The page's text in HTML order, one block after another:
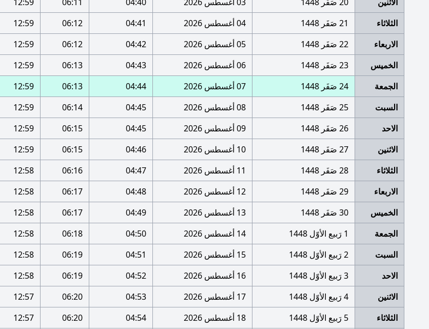
الثلاثاء
21 صَفَر 1448 04 أغسطس 2026 04:41
06:12
12:59
الاربعاء
22 صَفَر 1448 05 أغسطس 2026 04:42
06:12
12:59
الخميس
23 صَفَر 1448 06 أغسطس 2026 04:43
06:13
12:59
الجمعة
24 صَفَر 1448 07 أغسطس 2026 04:44
06:13
12:59
السبت
25 صَفَر 1448 08 أغسطس 2026 04:45
06:14
12:59
الاحد
26 صَفَر 1448 09 أغسطس 2026 04:45
06:15
12:59
الاثنين
27 صَفَر 1448 10 أغسطس 2026 04:46
06:15
12:59
الثلاثاء
28 صَفَر 1448 11 أغسطس 2026 04:47
06:16
12:58
الاربعاء
29 صَفَر 1448 12 أغسطس 2026 04:48
06:17
12:58
الخميس
30 صَفَر 1448 13 أغسطس 2026 04:49
06:17
12:58
الجمعة
1 رَبيع الأوّل 1448 14 أغسطس 2026 04:50
06:18
12:58
السبت
2 رَبيع الأوّل 1448 15 أغسطس 2026 04:51
06:19
12:58
الاحد
3 رَبيع الأوّل 1448 16 أغسطس 2026 04:52
06:19
12:58
الاثنين
4 رَبيع الأوّل 1448 17 أغسطس 2026 04:53
06:20
12:57
الثلاثاء
5 رَبيع الأوّل 1448 18 أغسطس 2026 04:54
06:20
12:57